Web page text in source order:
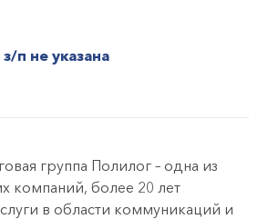
з/п не указана
группа Полилог – одна из
компаний, более 20 лет
в области коммуникаций и